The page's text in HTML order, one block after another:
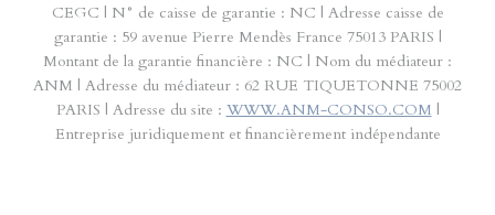
CEGC | N° de caisse de garantie : NC | Adresse caisse de
garantie : 59 avenue Pierre Mendès France 75013 PARIS |
Montant de la garantie financière : NC | Nom du médiateur :
ANM | Adresse du médiateur : 62 RUE TIQUETONNE 75002
PARIS | Adresse du site : WWW.ANM-CONSO.COM |
Entreprise juridiquement et financièrement indépendante